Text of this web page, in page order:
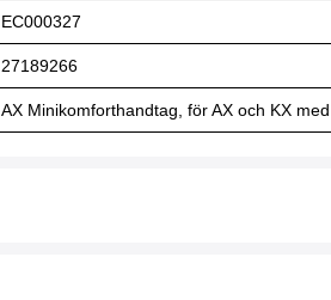
EC000327
27189266
AX Minikomforthandtag, för AX och KX